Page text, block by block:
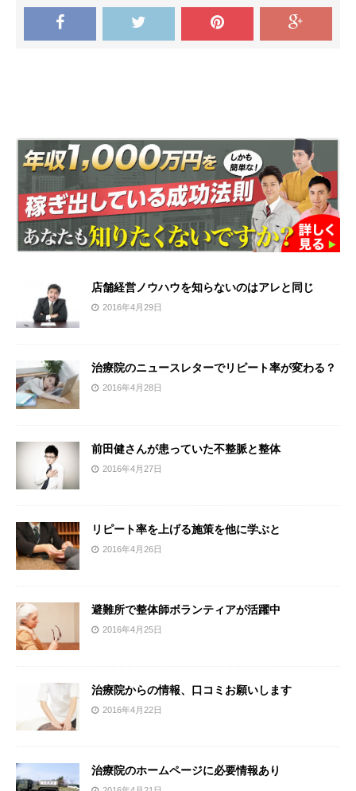
店舗経営ノウハウを知らないのはアレと同じ
2016年4月29日
治療院のニュースレターでリピート率が変わる？
2016年4月28日
前田健さんが患っていた不整脈と整体
2016年4月27日
リピート率を上げる施策を他に学ぶと
2016年4月26日
避難所で整体師ボランティアが活躍中
2016年4月25日
治療院からの情報、口コミお願いします
2016年4月22日
治療院のホームページに必要情報あり